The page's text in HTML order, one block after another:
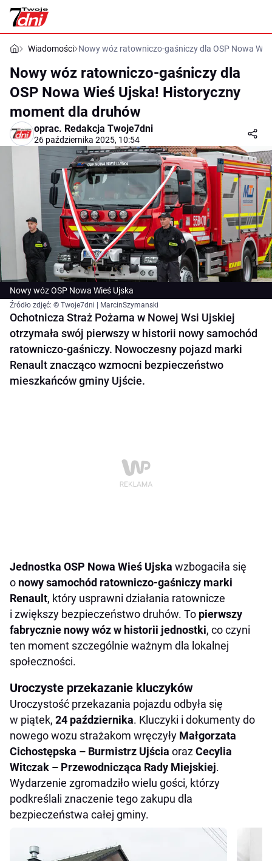
Wiadomości Nowy wóz ratowniczo-gaśniczy dla OSP Nowa
Nowy wóz ratowniczo-gaśniczy dla
OSP Nowa Wieś Ujska! Historyczny
moment dla druhów
oprac. Redakcja Twoje7dni
26 października 2025, 10:54
Nowy wóz OSP Nowa Wieś Ujska
Źródło zdjęć: © Twoje7dni | MarcinSzymanski
Ochotnicza Straż Pożarna w Nowej Wsi Ujskiej
otrzymała swój pierwszy w historii nowy samochód
ratowniczo-gaśniczy. Nowoczesny pojazd marki
Renault znacząco wzmocni bezpieczeństwo
mieszkańców gminy Ujście.
Jednostka OSP Nowa Wieś Ujska wzbogaciła się
o nowy samochód ratowniczo-gaśniczy marki
Renault, który usprawni działania ratownicze
i zwiększy bezpieczeństwo druhów. To pierwszy
fabrycznie nowy wóz w historii jednostki, co czyni
ten moment szczególnie ważnym dla lokalnej
społeczności.
Uroczyste przekazanie kluczyków
Uroczystość przekazania pojazdu odbyła się
w piątek, 24 października. Kluczyki i dokumenty do
nowego wozu strażakom wręczyły Małgorzata
Cichostępska – Burmistrz Ujścia orazCecylia
Witczak – Przewodnicząca Rady Miejskiej.
Wydarzenie zgromadziło wielu gości, którzy
podkreślali znaczenie tego zakupu dla
bezpieczeństwa całej gminy.